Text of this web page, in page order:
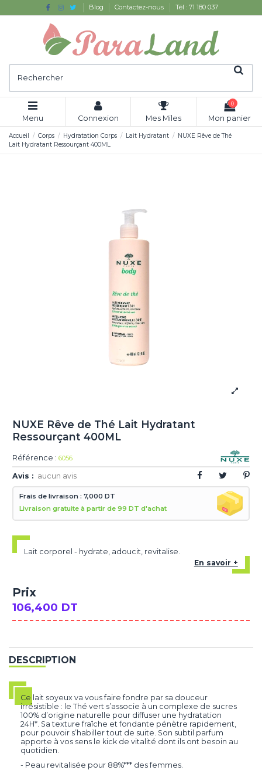
Blog Contactez-nous Tél : 71 180 037
Menu Connexion Mes Miles
0
Mon panier
Accueil Corps Hydratation Corps Lait Hydratant
NUXE Rêve de Thé
Lait Hydratant Ressourçant 400ML
NUXE Rêve de Thé Lait Hydratant
Ressourçant 400ML
Référence : 6056
Avis : aucun avis
Frais de livraison : 7,000 DT
Livraison gratuite à partir de 99 DT d'achat
Lait corporel - hydrate, adoucit, revitalise.
En savoir +
Prix
106,400 DT
DESCRIPTION
Ce lait soyeux va vous faire fondre par sa douceur
irrésistible : le Thé vert s’associe à un complexe de sucres
100% d’origine naturelle pour diffuser une hydratation
24H*. Sa texture fraîche et fondante pénètre rapidement,
pour pouvoir s’habiller tout de suite. Son subtil parfum
apporte à vos sens le kick de vitalité dont ils ont besoin au
quotidien.
- Peau revitalisée pour 88%*** des femmes.